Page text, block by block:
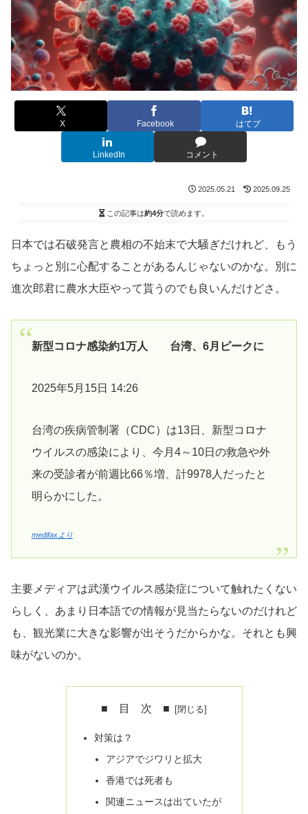
X Facebook はてブ
LinkedIn コメント
2025.05.21 2025.09.25
この記事は約4分で読めます。
日本では石破発言と農相の不始末で大騒ぎだけれど、もう
ちょっと別に心配することがあるんじゃないのかな。別に
進次郎君に農水大臣やって貰うのでも良いんだけどさ。
新型コロナ感染約1万人 台湾、6月ピークに
2025年5月15日 14:26
台湾の疾病管制署（CDC）は13日、新型コロナ
ウイルスの感染により、今月4～10日の救急や外
来の受診者が前週比66％増、計9978人だったと
明らかにした。
medifaxより
主要メディアは武漢ウイルス感染症について触れたくない
らしく、あまり日本語での情報が見当たらないのだけれど
も、観光業に大きな影響が出そうだからかな。それとも興
味がないのか。
■ 目 次 ■
対策は？
アジアでジワリと拡大
香港では死者も
関連ニュースは出ていたが